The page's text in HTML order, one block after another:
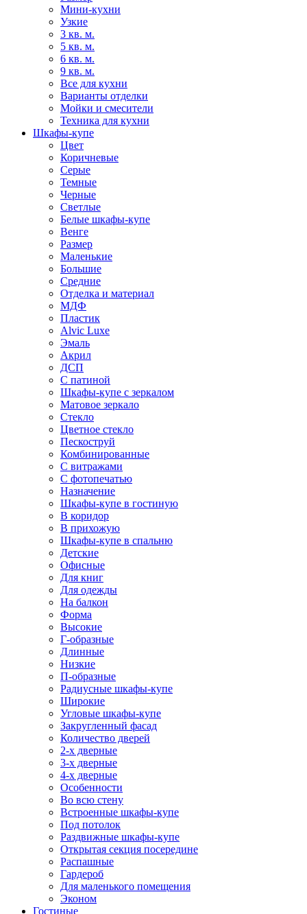
Мини-кухни
Узкие
3 кв. м.
5 кв. м.
6 кв. м.
9 кв. м.
Все для кухни
Варианты отделки
Мойки и смесители
Техника для кухни
Шкафы-купе
Цвет
Коричневые
Серые
Темные
Черные
Светлые
Белые шкафы-купе
Венге
Размер
Маленькие
Большие
Средние
Отделка и материал
МДФ
Пластик
Alvic Luxe
Эмаль
Акрил
ДСП
С патиной
Шкафы-купе с зеркалом
Матовое зеркало
Стекло
Цветное стекло
Пескоструй
Комбинированные
С витражами
С фотопечатью
Назначение
Шкафы-купе в гостиную
В коридор
В прихожую
Шкафы-купе в спальню
Детские
Офисные
Для книг
Для одежды
На балкон
Форма
Высокие
Г-образные
Длинные
Низкие
П-образные
Радиусные шкафы-купе
Широкие
Угловые шкафы-купе
Закругленный фасад
Количество дверей
2-х дверные
3-х дверные
4-х дверные
Особенности
Во всю стену
Встроенные шкафы-купе
Под потолок
Раздвижные шкафы-купе
Открытая секция посередине
Распашные
Гардероб
Для маленького помещения
Эконом
Гостиные